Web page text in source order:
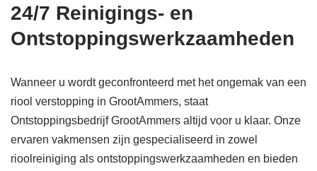
24/7 Reinigings- en
Ontstoppingswerkzaamheden
Wanneer u wordt geconfronteerd met het ongemak van een
riool verstopping in GrootAmmers, staat
Ontstoppingsbedrijf GrootAmmers altijd voor u klaar. Onze
ervaren vakmensen zijn gespecialiseerd in zowel
rioolreiniging als ontstoppingswerkzaamheden en bieden